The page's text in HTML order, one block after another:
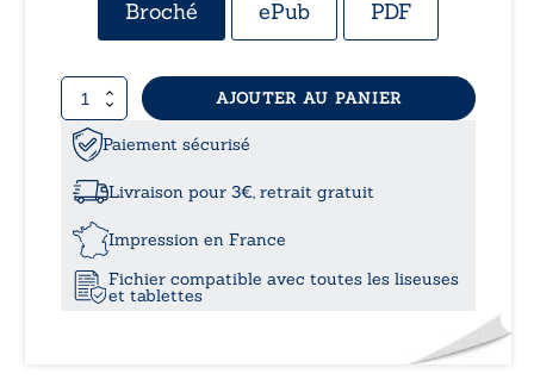
Broché ePub PDF
quantité
de
Astra
AJOUTER AU PANIER
Paiement sécurisé
Livraison pour 3€, retrait gratuit
Impression en France
Fichier compatible avec toutes les liseuses
et tablettes